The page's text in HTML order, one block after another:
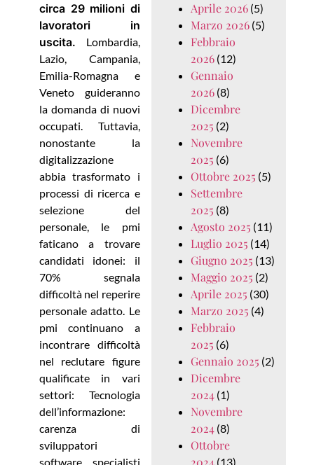
circa 29 milioni di
lavoratori in
uscita. Lombardia,
Lazio, Campania,
Emilia-Romagna e
Veneto guideranno
la domanda di nuovi
occupati. Tuttavia,
nonostante la
digitalizzazione
abbia trasformato i
processi di ricerca e
selezione del
personale, le pmi
faticano a trovare
candidati idonei: il
70% segnala
difficoltà nel reperire
personale adatto. Le
pmi continuano a
incontrare difficoltà
nel reclutare figure
qualificate in vari
settori: Tecnologia
dell’informazione:
carenza di
sviluppatori
software, specialisti
Aprile 2026(5)
Marzo 2026(5)
Febbraio
2026(12)
Gennaio
2026(8)
Dicembre
2025 (2)
Novembre
2025 (6)
Ottobre 2025 (5)
Settembre
2025 (8)
Agosto 2025 (11)
Luglio 2025 (14)
Giugno 2025 (13)
Maggio 2025 (2)
Aprile 2025 (30)
Marzo 2025 (4)
Febbraio
2025 (6)
Gennaio 2025 (2)
Dicembre
2024(1)
Novembre
2024(8)
Ottobre
2024(13)